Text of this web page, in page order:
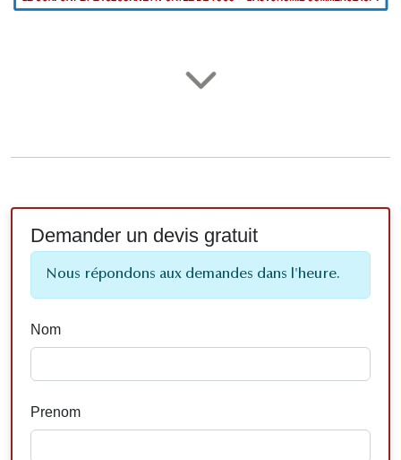
Demander un devis gratuit
Nous répondons aux demandes dans l'heure.
Nom
Prenom